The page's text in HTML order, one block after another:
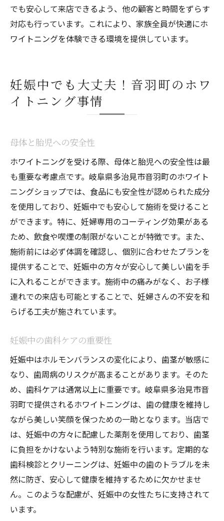
でも安心して来店できるよう、他の顧客と時間をずらす
対応も行っています。これにより、家族全員が快適にホ
ワイトニングを体験できる環境を提供しています。
妊娠中でも大丈夫！音羽町のホワ
イトニング事情
母体と胎児への安全性
ホワイトニングを受ける際、母体と胎児への安全性は最
も重要な考慮点です。岐阜県多治見市音羽町のホワイト
ニングショップでは、食品にも安全性が認められた成分
を使用しており、妊娠中でも安心して施術を受けること
ができます。特に、妊婦専用のコーティング効果がある
ため、飲食や喫煙の制限がないことが特徴です。また、
施術前には必ず体調を確認し、個別に合わせたプランを
提供することで、妊娠中の方々が安心して美しい歯を手
に入れることができます。施術中の痛みがなく、お子様
連れでの来店も可能とすることで、妊婦さんの不安を和
らげる工夫が施されています。
妊娠中の歯科ケアの重要性
妊娠中はホルモンバランスの変化により、歯茎が敏感に
なり、歯周病のリスクが高まることがあります。そのた
め、歯科ケアは通常以上に重要です。岐阜県多治見市音
羽町で提供されるホワイトニングは、歯の健康を維持し
ながら美しい笑顔を保つための一助となります。当店で
は、妊娠中の方々に配慮した薬剤を使用しており、歯茎
に負担をかけないよう特別な施術を行います。定期的な
歯科検診とクリーニングは、妊娠中の歯のトラブルを未
然に防ぎ、安心して健康を維持するために欠かせませ
ん。このような配慮が、妊娠中の女性たちに支持されて
います。